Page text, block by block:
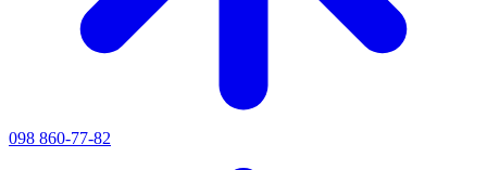
098 860-77-82